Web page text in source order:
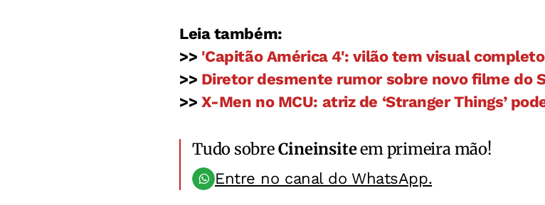
Leia também:
>> 'Capitão América 4': vilão tem visual
>> Diretor desmente rumor sobre novo filme do
>> X-Men no MCU: atriz de ‘Stranger Things’
Tudo sobreCineinsiteem primeira mão!
Entre no canal do WhatsApp.